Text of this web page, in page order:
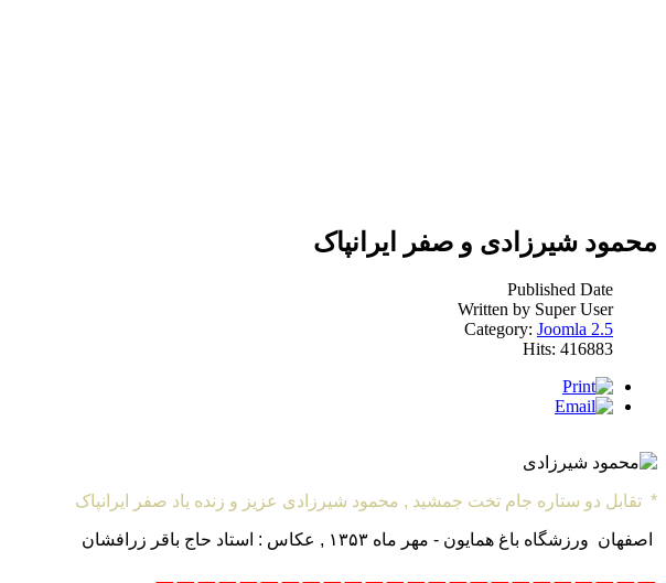
محمود شیرزادی و صفر ایرانپاک
Published Date
Written by Super User
Category: Joomla 2.5
Hits: 416883
* تقابل دو ستاره جام تخت جمشید , محمود شیرزادی عزیز و زنده یاد صفر ایرانپاک
اصفهان ورزشگاه باغ همایون - مهر ماه ۱۳۵۳ , عکاس : استاد حاج باقر زرافشان